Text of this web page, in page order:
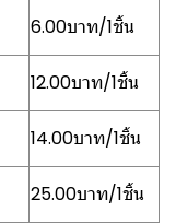
6.00บาท/1ชิ้น
12.00บาท/1ชิ้น
14.00บาท/1ชิ้น
25.00บาท/1ชิ้น